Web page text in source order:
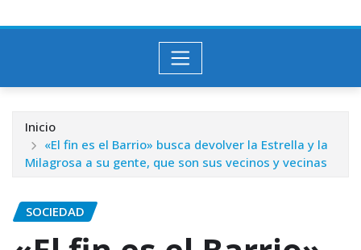
Inicio
«El fin es el Barrio» busca devolver la Estrella y la
Milagrosa a su gente, que son sus vecinos y vecinas
SOCIEDAD